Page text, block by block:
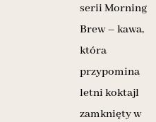
serii Morning
Brew – kawa,
która
przypomina
letni koktajl
zamknięty w